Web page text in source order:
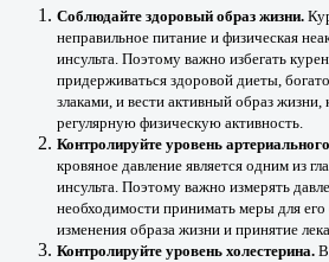
Соблюдайте здоровый образ жизни.
неправильное питание и физическая
инсульта. Поэтому важно избегать
придерживаться здоровой диеты,
злаками, и вести активный образ
регулярную физическую активность.
Контролируйте уровень
кровяное давление является одним из
инсульта. Поэтому важно измерять
необходимости принимать меры для
изменения образа жизни и принятие
Контролируйте уровень холестерина.